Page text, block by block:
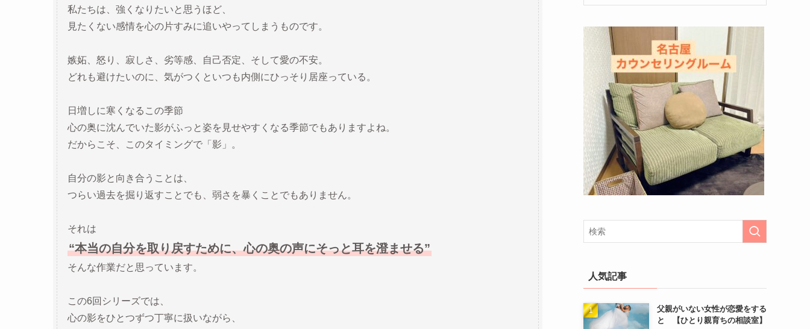
私たちは、強くなりたいと思うほど、
見たくない感情を心の片すみに追いやってしまうものです。
嫉妬、怒り、寂しさ、劣等感、自己否定、そして愛の不安。
どれも避けたいのに、気がつくといつも内側にひっそり居座っている。
日増しに寒くなるこの季節
心の奥に沈んでいた影がふっと姿を見せやすくなる季節でもありますよね。
だからこそ、このタイミングで「影」。
自分の影と向き合うことは、
つらい過去を掘り返すことでも、弱さを暴くことでもありません。
それは
“本当の自分を取り戻すために、心の奥の声にそっと耳を澄ませる”
そんな作業だと思っています。
この6回シリーズでは、
心の影をひとつずつ丁寧に扱いながら、
人気記事
父親がいない女性が恋愛をする
と 【ひとり親育ちの相談室】